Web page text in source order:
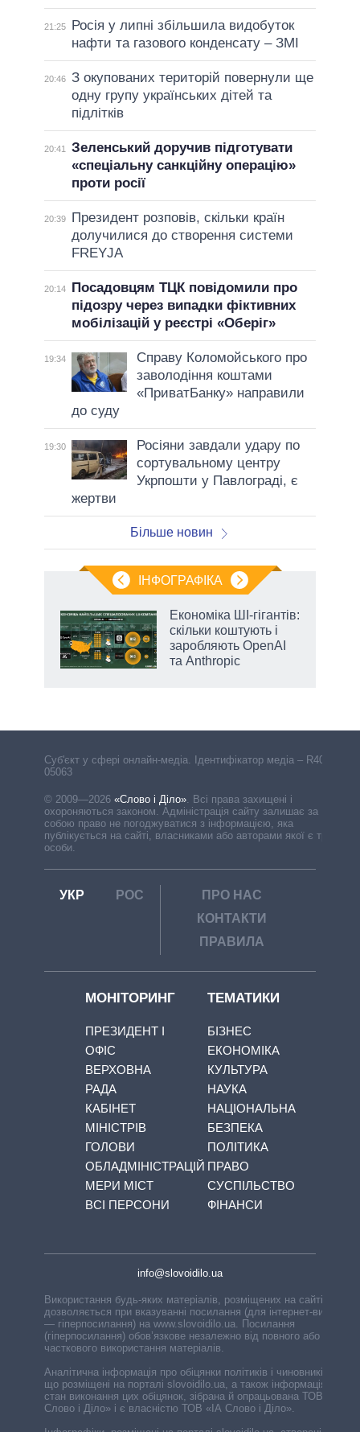
21:25
Росія у липні збільшила видобуток
нафти та газового конденсату – ЗМІ
20:46 З окупованих територій повернули ще
одну групу українських дітей та
підлітків
20:41
Зеленський доручив підготувати
«спеціальну санкційну операцію»
проти росії
20:39
Президент розповів, скільки країн
долучилися до створення системи
FREYJA
20:14
Посадовцям ТЦК повідомили про
підозру через випадки фіктивних
мобілізацій у реєстрі «Оберіг»
19:34
Справу Коломойського про
заволодіння коштами
«ПриватБанку» направили
до суду
19:30
Росіяни завдали удару по
сортувальному центру
Укрпошти у Павлограді, є
жертви
Більше новин
ІНФОГРАФІКА
Економіка ШІ-гігантів:
скільки коштують і
заробляють OpenAI
та Anthropic
Cуб'єкт у сфері онлайн-медіа. Ідентифікатор медіа – R40-
05063
© 2009—2026 «Слово і Діло»
Всі права захищені і
охороняються законом. Адміністрація сайту залишає за
собою право не погоджуватися з інформацією, яка
публікується на сайті, власниками або авторами якої є треті
особи.
УКР РОС
ПРО НАС
КОНТАКТИ
ПРАВИЛА
МОНІТОРИНГ
ПРЕЗИДЕНТ І
ОФІС
ВЕРХОВНА
РАДА
КАБІНЕТ
МІНІСТРІВ
ГОЛОВИ
ОБЛАДМІНІСТРАЦІЙ
МЕРИ МІСТ
ВСІ ПЕРСОНИ
ТЕМАТИКИ
БІЗНЕС
ЕКОНОМІКА
КУЛЬТУРА
НАУКА
НАЦІОНАЛЬНА
БЕЗПЕКА
ПОЛІТИКА
ПРАВО
СУСПІЛЬСТВО
ФІНАНСИ
info@slovoidilo.ua
Використання будь-яких матеріалів, розміщених на сайті,
дозволяється при вказуванні посилання (для інтернет-видань
— гіперпосилання) на www.slovoidilo.ua. Посилання
(гіперпосилання) обов’язкове незалежно від повного або
часткового використання матеріалів.
Аналітична інформація про обіцянки політиків і чиновників,
що розміщені на порталі slovoidilo.ua, а також інформація про
стан виконання цих обіцянок, зібрана й опрацьована ТОВ «ІА
Слово і Діло» і є власністю ТОВ «ІА Слово і Діло».